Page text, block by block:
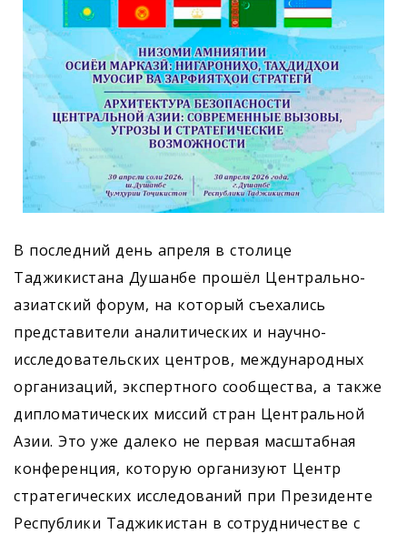
В последний день апреля в столице
Таджикистана Душанбе прошёл Центрально-
азиатский форум, на который съехались
представители аналитических и научно-
исследовательских центров, международных
организаций, экспертного сообщества, а также
дипломатических миссий стран Центральной
Азии. Это уже далеко не первая масштабная
конференция, которую организуют Центр
стратегических исследований при Президенте
Республики Таджикистан в сотрудничестве с